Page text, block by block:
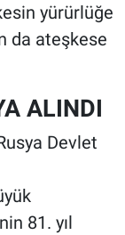
yürürlüğe
da ateşkese
ALINDI
Devlet
81. yıl